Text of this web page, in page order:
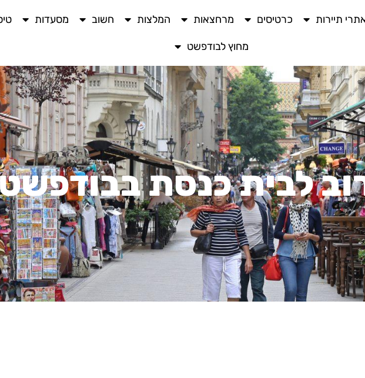
תיירות כרטיסים מרחצאות המלצות חשוב מסעדות
מחוץ לבודפשט
לבית כנסת